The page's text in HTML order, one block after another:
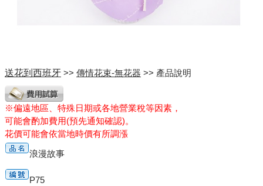
送花到西班牙 >> 傳情花束-無花器 >> 產品說明
※偏遠地區、特殊日期或各地營業稅等因素，
可能會酌加費用(預先通知確認)。
花價可能會依當地時價有所調漲
浪漫故事
P75